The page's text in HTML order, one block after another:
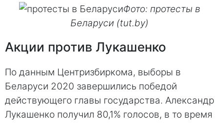
Фото: протесты в
Беларуси (tut.by)
Акции против Лукашенко
По данным Центризбиркома, выборы в
Беларуси 2020 завершились победой
действующего главы государства. Александр
Лукашенко получил 80,1% голосов, в то время